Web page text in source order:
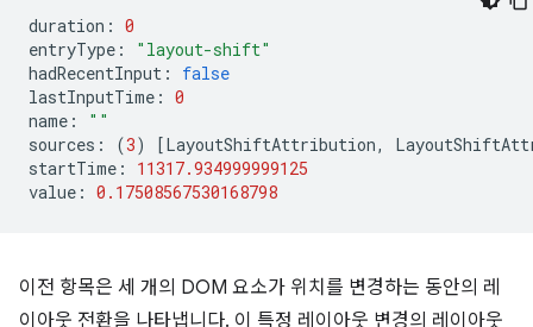
duration : 0
entryType :
"layout-shift"
hadRecentInput :
false
lastInputTime : 0
name :
""
sources : (3) [LayoutShiftAttribution,
startTime :
11317.934999999125
value : 0.17508567530168798
이전 항목은 세 개의 DOM 요소가 위치를 변경하는 동안의 레
이아웃 전환을 나타냅니다. 이 특정 레이아웃 변경의 레이아웃